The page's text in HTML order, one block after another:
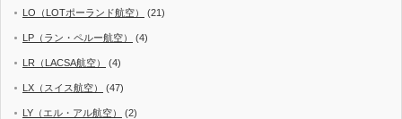
LO（LOTポーランド航空） (21)
LP（ラン・ペルー航空） (4)
LR（LACSA航空） (4)
LX（スイス航空） (47)
LY（エル・アル航空） (2)